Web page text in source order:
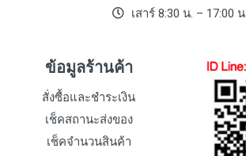
เสาร์ 8:30 น. – 17:00 น
ข้อมูลร้านค้า
สั่งซื้อและชำระเงิน
เช็คสถานะส่งของ
เช็คจำนวนสินค้า